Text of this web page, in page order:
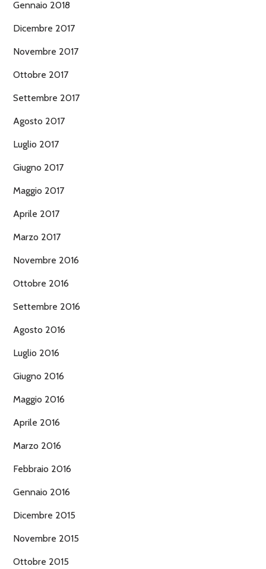
Gennaio 2018
Dicembre 2017
Novembre 2017
Ottobre 2017
Settembre 2017
Agosto 2017
Luglio 2017
Giugno 2017
Maggio 2017
Aprile 2017
Marzo 2017
Novembre 2016
Ottobre 2016
Settembre 2016
Agosto 2016
Luglio 2016
Giugno 2016
Maggio 2016
Aprile 2016
Marzo 2016
Febbraio 2016
Gennaio 2016
Dicembre 2015
Novembre 2015
Ottobre 2015